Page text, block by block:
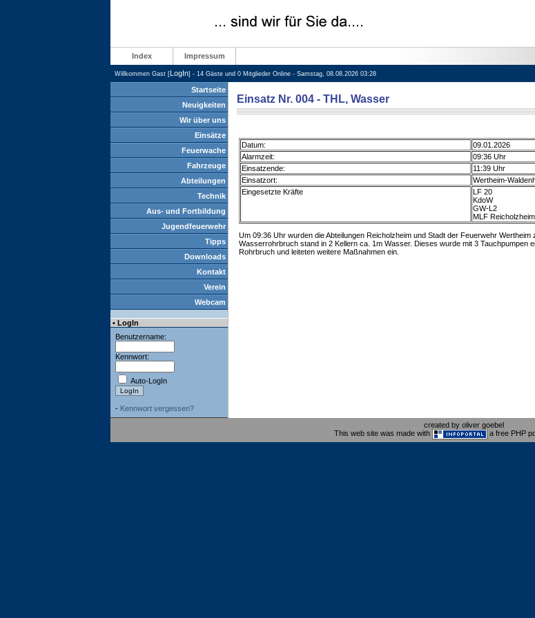
Index Impressum
Willkommen Gast [LogIn] - 14 Gäste und 0 Mitglieder Online - Samstag, 08.08.2026 03:28
Startseite
Neuigkeiten
Wir über uns
Einsätze
Feuerwache
Fahrzeuge
Abteilungen
Technik
Aus- und Fortbildung
Jugendfeuerwehr
Tipps
Downloads
Kontakt
Verein
Webcam
• LogIn
Benutzername:
Kennwort:
Auto-LogIn
- Kennwort vergessen?
Einsatz Nr. 004 - THL, Wasser
Datum:
09.01.2026
Alarmzeit:
09:36 Uhr
Einsatzende:
11:39 Uhr
Einsatzort:
Wertheim-
Eingesetzte Kräfte
LF 20
KdoW
GW-L2
MLF Reicholzheim
Um 09:36 Uhr wurden die Abteilungen Reicholzheim und Stadt der Feuerwehr
Wasserrohrbruch stand in 2 Kellern ca. 1m Wasser. Dieses wurde mit 3 Tauchpumpen
Rohrbruch und leiteten weitere Maßnahmen ein.
created by oliver goebel
This web site was made with
a free PHP